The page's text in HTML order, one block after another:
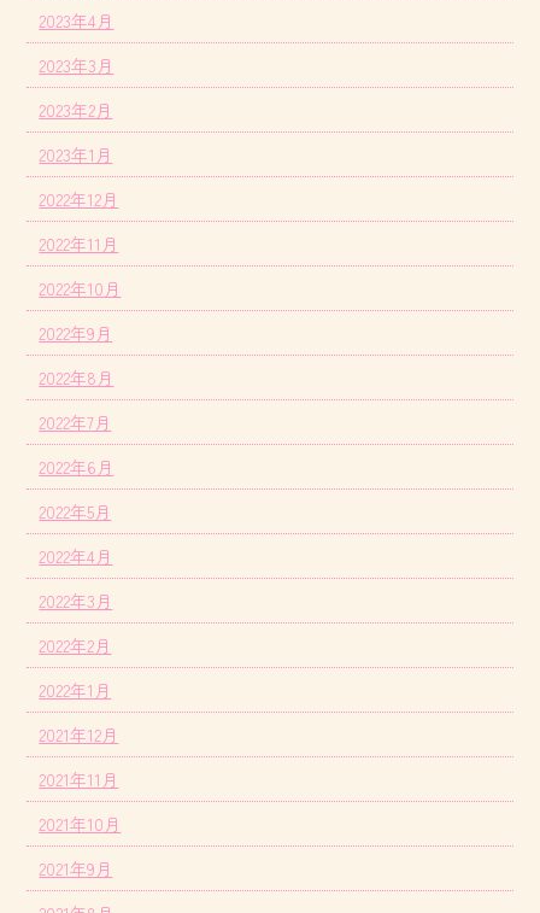
2023年4月
2023年3月
2023年2月
2023年1月
2022年12月
2022年11月
2022年10月
2022年9月
2022年8月
2022年7月
2022年6月
2022年5月
2022年4月
2022年3月
2022年2月
2022年1月
2021年12月
2021年11月
2021年10月
2021年9月